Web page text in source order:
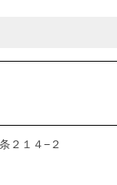
２１４−２